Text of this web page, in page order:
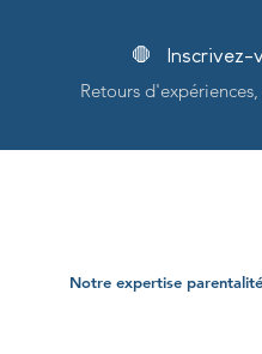
🛑 Inscrivez-
Retours
Notre expertise parentalité